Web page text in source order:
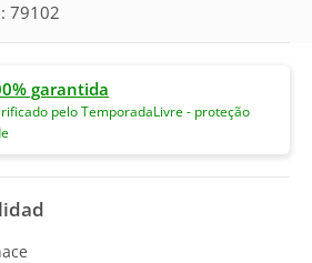
79102
garantida
pelo TemporadaLivre - proteção